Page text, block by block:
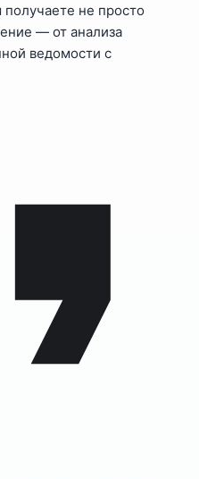
не просто
— от анализа
ведомости с